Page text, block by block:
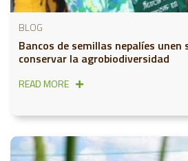
BLOG
Bancos de semillas nepalíes
conservar la agrobiodiversidad
READ MORE